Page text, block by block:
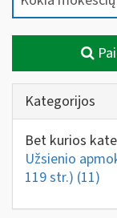
Kategorijos
Bet kurios
Užsienio
119 str.) (11)